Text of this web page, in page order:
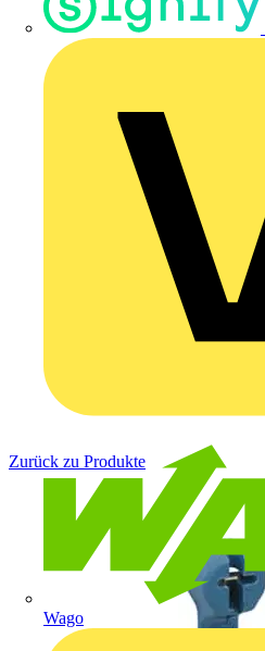
Wago
Zurück zu Produkte